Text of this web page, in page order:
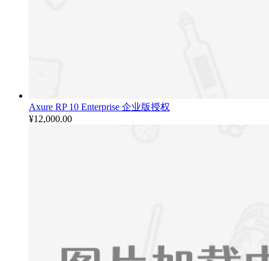
Axure RP 10 Enterprise 企业版授权
¥12,000.00